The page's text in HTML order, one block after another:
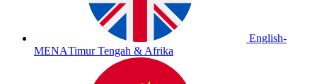
English-
MENATimur Tengah & Afrika